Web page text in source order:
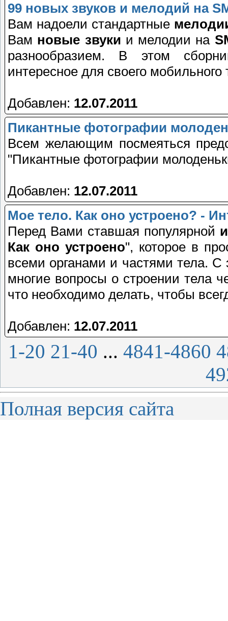
99 новых звуков и мелодий на
Вам надоели стандартные
Вам новые звуки и мелодии на
разнообразием. В этом
интересное для своего
Добавлен: 12.07.2011
Пикантные фотографии
Всем желающим посмеяться
"Пикантные фотографии
Добавлен: 12.07.2011
Мое тело. Как оно устроено? -
Перед Вами ставшая популярной
Как оно устроено", которое в
всеми органами и частями тела.
многие вопросы о строении тела
что необходимо делать, чтобы
Добавлен: 12.07.2011
1-20 21-40 ... 4841-4860
Полная версия сайта